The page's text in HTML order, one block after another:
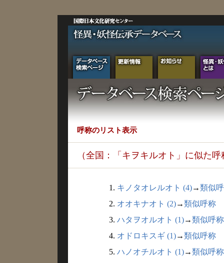
呼称のリスト表示
（全国：「キヲキルオト」に似た呼
1. キノタオレルオト (4)→類似
2. オオキナオト (2)→類似呼称
3. ハタヲオルオト (1)→類似呼称
4. オドロキスギ (1)→類似呼称
5. ハノオチルオト (1)→類似呼称